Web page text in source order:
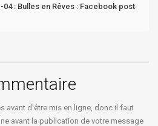
04 : Bulles en Rêves : Facebook post
avant d'être mis en ligne, donc il faut
avant la publication de votre message